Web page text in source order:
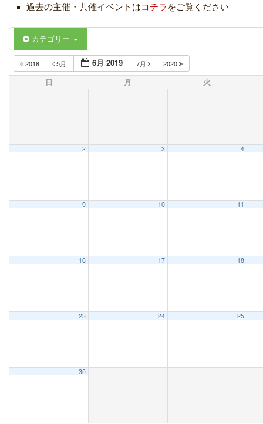
過去の主催・共催イベントはコチラ をご覧ください
カテゴリー
2018 5月 6月 2019 7月 2020
日 月 火
2 3 4
9 10 11
16 17 18
23 24 25
30